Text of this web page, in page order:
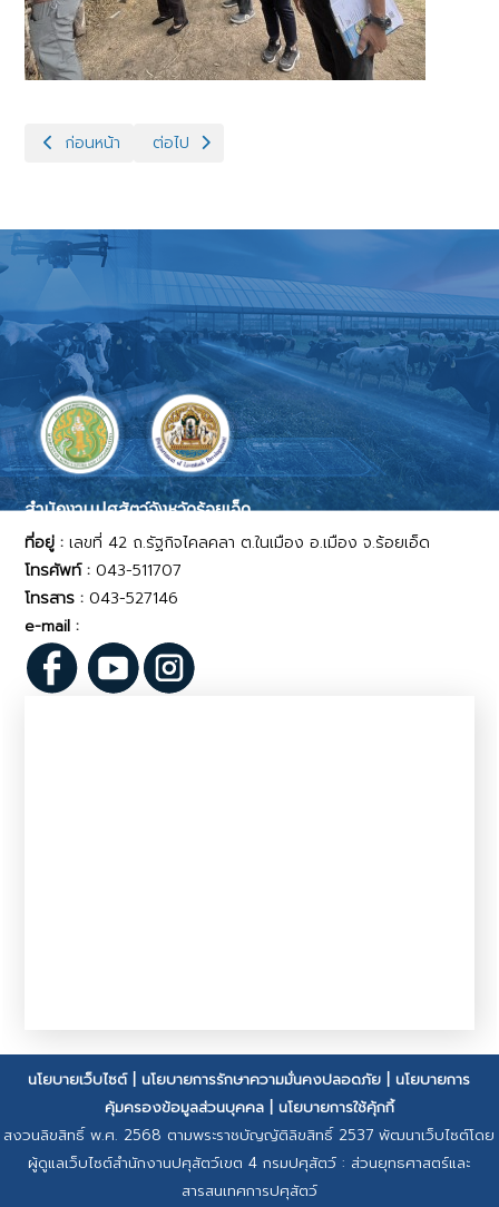
เนื้อหาก่อนหน้า: ปศุสัตว์ร้อยเอ็ด “ร่วมพิธีถวายเครื่องราชสักการะแ
ก่อนหน้า เนื้อหาถัดไป: ปศุสัตว์ร้อยเอ็ด “อบรมการพัฒนาธุร
ต่อไป
สำนักงานปศุสัตว์จังหวัดร้อยเอ็ด
ที่อยู่ :เลขที่ 42 ถ.รัฐกิจไคลคลา ต.ในเมือง อ.เมือง จ.ร้อยเอ็ด
โทรศัพท์ : 043-511707
โทรสาร : 043-527146
e-mail :
นโยบายเว็บไซต์|นโยบายการรักษาความมั่นคงปลอดภัย |นโยบายการ
คุ้มครองข้อมูลส่วนบุคคล| นโยบายการใช้คุ้กกี้
สงวนลิขสิทธิ์ พ.ศ. 2568 ตามพระราชบัญญัติลิขสิทธิ์ 2537 พัฒนาเว็บไซต์โดย
ผู้ดูแลเว็บไซต์สำนักงานปศุสัตว์เขต 4 กรมปศุสัตว์ : ส่วนยุทธศาสตร์และ
สารสนเทศการปศุสัตว์